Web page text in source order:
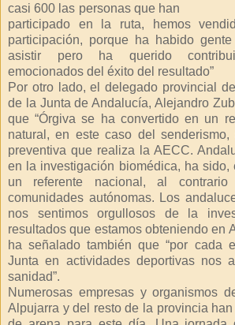
casi 600 las personas que han
participado en la ruta, hemos
participación, porque ha habido
asistir pero ha querido
emocionados del éxito del resultado”
Por otro lado, el delegado provincial
de la Junta de Andalucía, Alejandro
que “Órgiva se ha convertido en un
natural, en este caso del
preventiva que realiza la AECC.
en la investigación biomédica, ha sido,
un referente nacional, al
comunidades autónomas. Los
nos sentimos orgullosos de la
resultados que estamos obteniendo en
ha señalado también que “por cada
Junta en actividades deportivas nos
sanidad”.
Numerosas empresas y organismos
Alpujarra y del resto de la provincia